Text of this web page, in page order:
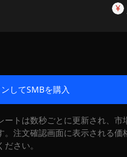
してSMBを購入
ートは数秒ごとに更新され、市
。注文確認画面に表示される価
ださい。